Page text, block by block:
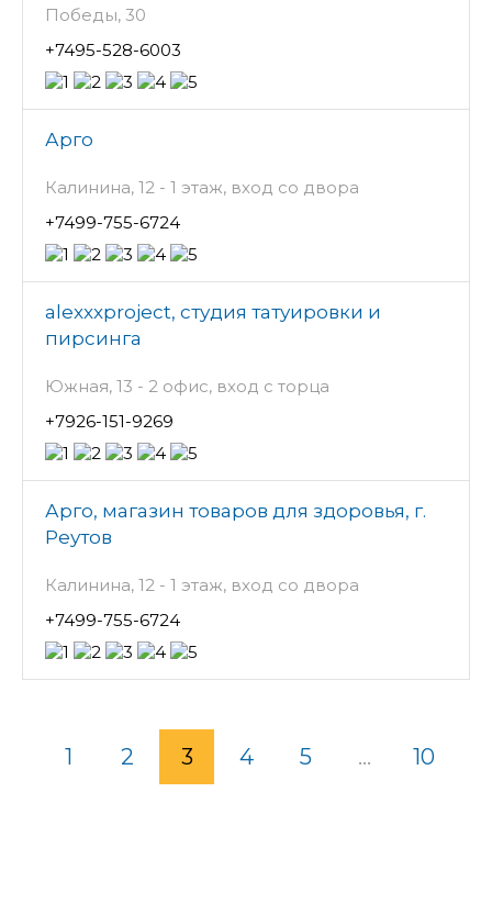
Победы, 30
+7495-528-6003
Арго
Калинина, 12 - 1 этаж, вход со двора
+7499-755-6724
alexxxproject, студия татуировки и
пирсинга
Южная, 13 - 2 офис, вход с торца
+7926-151-9269
Арго, магазин товаров для здоровья, г.
Реутов
Калинина, 12 - 1 этаж, вход со двора
+7499-755-6724
1 2 3 4 5 ... 10